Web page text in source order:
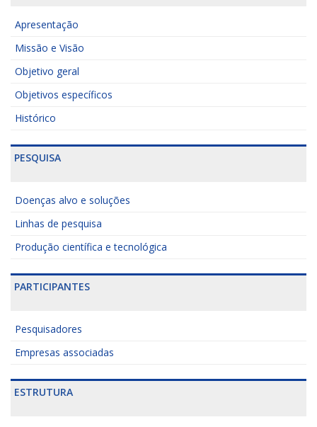
Apresentação
Missão e Visão
Objetivo geral
Objetivos específicos
Histórico
PESQUISA
Doenças alvo e soluções
Linhas de pesquisa
Produção científica e tecnológica
PARTICIPANTES
Pesquisadores
Empresas associadas
ESTRUTURA